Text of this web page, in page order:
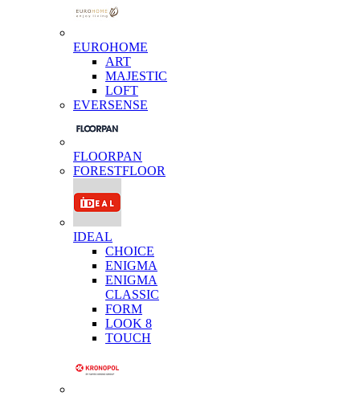
EUROHOME
ART
MAJESTIC
LOFT
EVERSENSE
FLOORPAN
FORESTFLOOR
IDEAL
CHOICE
ENIGMA
ENIGMA
CLASSIC
FORM
LOOK 8
TOUCH